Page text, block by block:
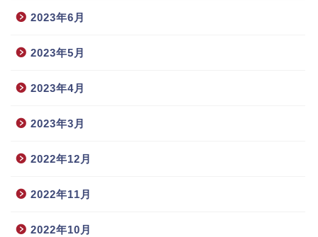
2023年6月
2023年5月
2023年4月
2023年3月
2022年12月
2022年11月
2022年10月